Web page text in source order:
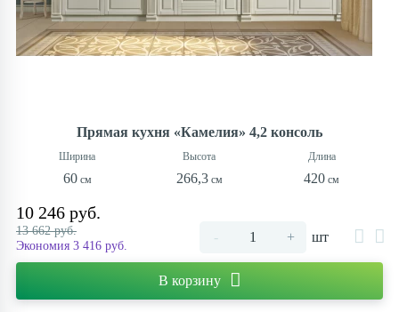
Прямая кухня «Камелия» 4,2 консоль
60 266,3 420
10 246 руб.
13 662 руб.
Экономия 3 416 руб.
- + шт
В корзину